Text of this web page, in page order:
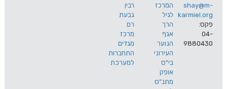
המרכז
לגיל
הרך
אגף
הנוער
רבין
גבעת
רם
מרכז
מגדים
התחברות
למערכת